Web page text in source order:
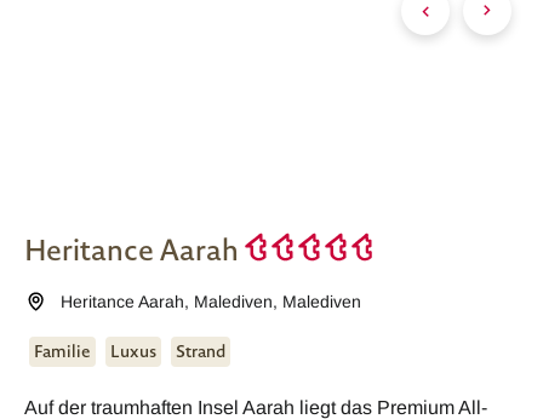
Heritance Aarah
Heritance Aarah, Malediven, Malediven
Familie Luxus Strand
Auf der traumhaften Insel Aarah liegt das Premium All-